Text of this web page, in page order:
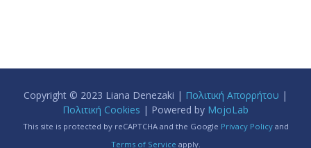
Copyright © 2023 Liana Denezaki | Πολιτική Απορρήτου |
Πολιτική Cookies | Powered by MojoLab
This site is protected by reCAPTCHA and the Google Privacy Policyand
Terms of Service apply.